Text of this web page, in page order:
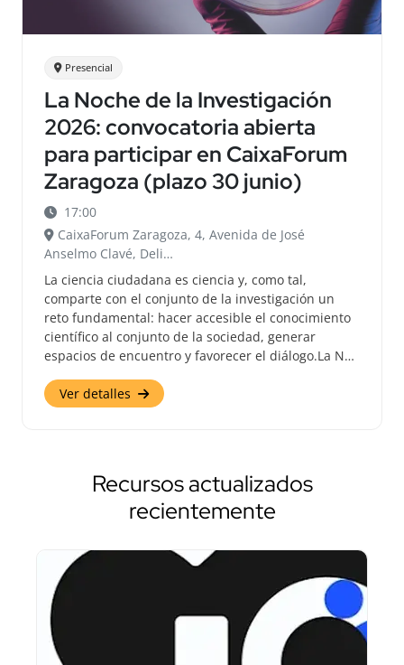
Presencial
La Noche de la Investigación
2026: convocatoria abierta
para participar en CaixaForum
Zaragoza (plazo 30 junio)
17:00
CaixaForum Zaragoza, 4, Avenida de José
Anselmo Clavé, Deli…
La ciencia ciudadana es ciencia y, como tal,
comparte con el conjunto de la investigación un
reto fundamental: hacer accesible el conocimiento
científico al conjunto de la sociedad, generar
espacios de encuentro y favorecer el diálogo.La N…
Ver detalles
Recursos actualizados
recientemente